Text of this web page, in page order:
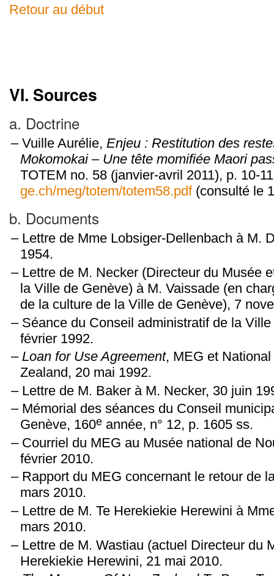
Retour au début
VI. Sources
a. Doctrine
Vuille Aurélie, Enjeu : Restitution des
Mokomokai – Une tête momifiée Maori
TOTEM no. 58 (janvier-avril 2011), p. 10-
ge.ch/meg/totem/totem58.pdf(consulté le
b. Documents
Lettre de Mme Lobsiger-Dellenbach à M.
1954.
Lettre de M. Necker (Directeur du Musée
la Ville de Genève) à M. Vaissade (en
de la culture de la Ville de Genève), 7
Séance du Conseil administratif de la
février 1992.
Loan for Use Agreement, MEG et
Zealand, 20 mai 1992.
Lettre de M. Baker à M. Necker, 30 juin
Mémorial des séances du Conseil
Genève, 160eannée, n° 12, p. 1605 ss.
Courriel du MEG au Musée national de
février 2010.
Rapport du MEG concernant le retour de
mars 2010.
Lettre de M. Te Herekiekie Herewini à
mars 2010.
Lettre de M. Wastiau (actuel Directeur du
Herekiekie Herewini, 21 mai 2010.